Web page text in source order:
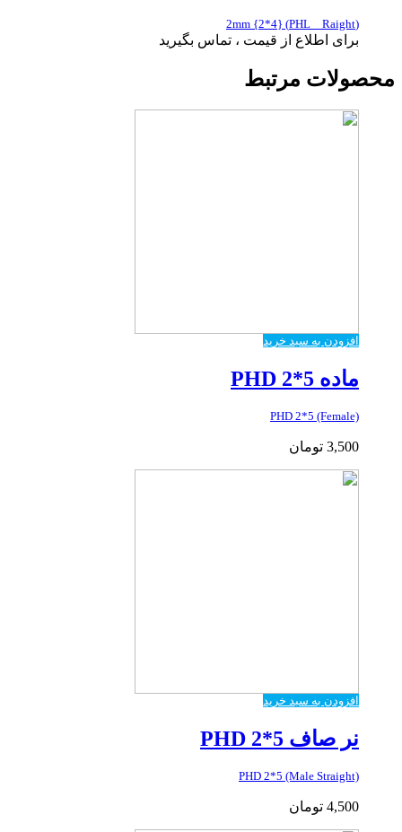
(PHL _ Raight) {2*4} 2mm
برای اطلاع از قیمت ، تماس بگیرید
محصولات مرتبط
افزودن به سبد خرید
ماده PHD 2*5
PHD 2*5 (Female)
3,500 تومان
افزودن به سبد خرید
نر صاف PHD 2*5
PHD 2*5 (Male Straight)
4,500 تومان